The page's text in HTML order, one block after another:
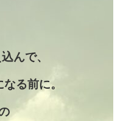
んで、
る前に。